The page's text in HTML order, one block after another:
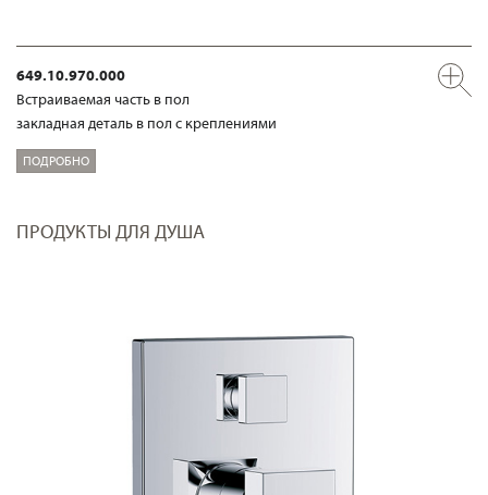
649.10.970.000
Встраиваемая часть в пол
закладная деталь в пол с креплениями
ПОДРОБНО
ПРОДУКТЫ ДЛЯ ДУША